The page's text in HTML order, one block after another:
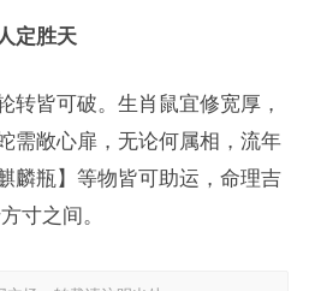
定胜天
转皆可破。生肖鼠宜修宽厚，
需敞心扉，无论何属相，流年
麟瓶】等物皆可助运，命理吉
寸之间。